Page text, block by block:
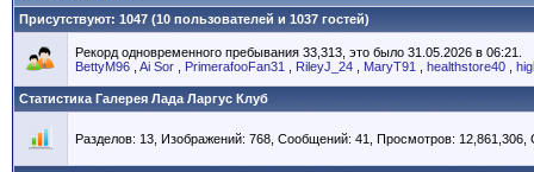
Присутствуют: 1047 (10 пользователей и 1037 гостей)
Рекорд одновременного пребывания 33,313, это было 31.05.2026 в 06:21.
BettyM96
Ai Sor PrimerafooFan31 RileyJ_24 MaryT91 healthstore40
Статистика Галерея Лада Ларгус Клуб
Разделов: 13, Изображений: 768, Сообщений: 41, Просмотров: